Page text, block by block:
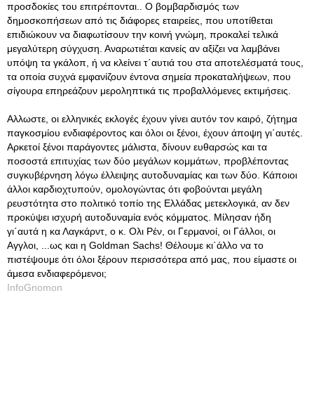
προσδοκίες του επιτρέπονται.. Ο βομβαρδισμός των
δημοσκοπήσεων από τις διάφορες εταιρείες, που υποτίθεται
επιδιώκουν να διαφωτίσουν την κοινή γνώμη, προκαλεί τελικά
μεγαλύτερη σύγχυση. Αναρωτιέται κανείς αν αξίζει να λαμβάνει
υπόψη τα γκάλοπ, ή να κλείνει τ΄αυτιά του στα αποτελέσματά τους,
τα οποία συχνά εμφανίζουν έντονα σημεία προκαταλήψεων, που
σίγουρα επηρεάζουν μεροληπτικά τις προβαλλόμενες εκτιμήσεις.
Αλλωστε, οι ελληνικές εκλογές έχουν γίνει αυτόν τον καιρό, ζήτημα
παγκοσμίου ενδιαφέροντος και όλοι οι ξένοι, έχουν άποψη γι΄αυτές.
Αρκετοί ξένοι παράγοντες μάλιστα, δίνουν ευθαρσώς και τα
ποσοστά επιτυχίας των δύο μεγάλων κομμάτων, προβλέποντας
συγκυβέρνηση λόγω έλλειψης αυτοδυναμίας και των δύο. Κάποιοι
άλλοι καρδιοχτυπούν, ομολογώντας ότι φοβούνται μεγάλη
ρευστότητα στο πολιτικό τοπίο της Ελλάδας μετεκλογικά, αν δεν
προκύψει ισχυρή αυτοδυναμία ενός κόμματος. Μίλησαν ήδη
γι΄αυτά η κα Λαγκάρντ, ο κ. Ολι Ρέν, οι Γερμανοί, οι Γάλλοι, οι
Αγγλοι, ...ως και η Goldman Sachs! Θέλουμε κι΄άλλο να το
πιστέψουμε ότι όλοι ξέρουν περισσότερα από μας, που είμαστε οι
άμεσα ενδιαφερόμενοι;
InfoGnomon